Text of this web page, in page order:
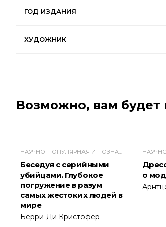
ГОД ИЗДАНИЯ
ХУДОЖНИК
Возможно, вам будет
Беседуя с серийными
убийцами. Глубокое
погружение в разум
самых жестоких людей в
мире
Берри-Ди Кристофер
о